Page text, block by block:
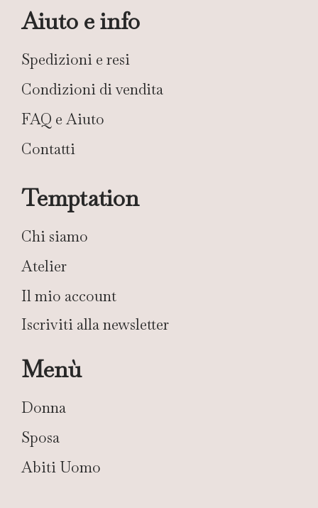
Aiuto e info
Spedizioni e resi
Condizioni di vendita
FAQ e Aiuto
Contatti
Temptation
Chi siamo
Atelier
Il mio account
Iscriviti alla newsletter
Menù
Donna
Sposa
Abiti Uomo